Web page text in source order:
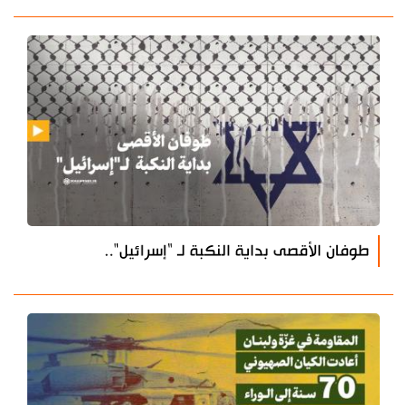
طوفان الأقصى بداية النكبة لـ "إسرائيل"..